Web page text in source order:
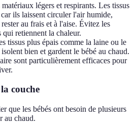
légers et respirants. Les tissus
ils laissent circuler l'air humide,
au frais et à l'aise. Évitez les
qui retiennent la chaleur.
tissus plus épais comme la laine ou le
bien et gardent le bébé au chaud.
sont particulièrement efficaces pour
couche
que les bébés ont besoin de plusieurs
au chaud.